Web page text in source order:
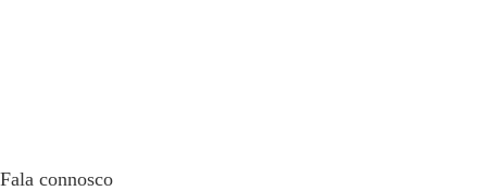
Fala connosco